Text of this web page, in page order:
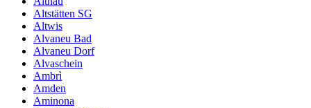
Altstätten SG
Altwis
Alvaneu Bad
Alvaneu Dorf
Alvaschein
Ambrì
Amden
Aminona